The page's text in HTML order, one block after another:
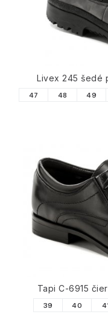
Livex 245 šedé
47 48 49
Tapi C-6915
39 40